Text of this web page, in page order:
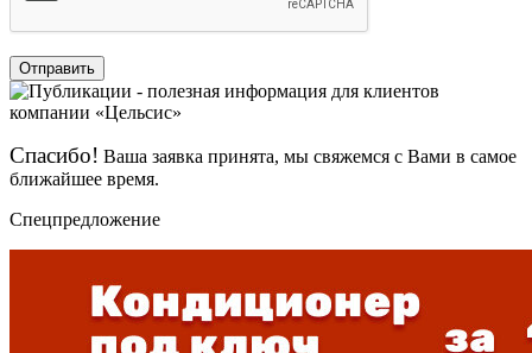
Отправить
Спасибо! Ваша заявка принята, мы свяжемся с Вами в самое
ближайшее время.
Спецпредложение